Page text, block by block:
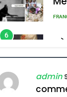
7
admin